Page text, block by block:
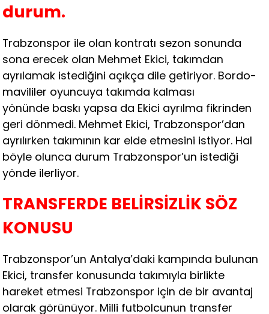
durum.
Trabzonspor ile olan kontratı sezon sonunda
sona erecek olan Mehmet Ekici, takımdan
ayrılamak istediğini açıkça dile getiriyor. Bordo-
mavililer oyuncuya takımda kalması
yönünde baskı yapsa da Ekici ayrılma fikrinden
geri dönmedi. Mehmet Ekici, Trabzonspor’dan
ayrılırken takımının kar elde etmesini istiyor. Hal
böyle olunca durum Trabzonspor’un istediği
yönde ilerliyor.
TRANSFERDE BELİRSİZLİK SÖZ
KONUSU
Trabzonspor’un Antalya’daki kampında bulunan
Ekici, transfer konusunda takımıyla birlikte
hareket etmesi Trabzonspor için de bir avantaj
olarak görünüyor. Milli futbolcunun transfer